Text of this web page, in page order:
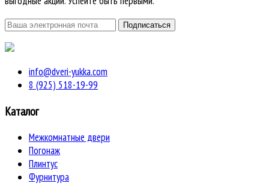
info@dveri-yukka.com
8 (925) 518-19-99
Каталог
Межкомнатные двери
Погонаж
Плинтус
Фурнитура